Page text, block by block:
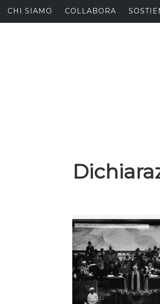
Skip
to
CHI SIAMO COLLABORA